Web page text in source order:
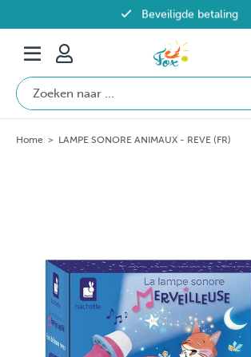
Beveiligde betaling
Gratis verzending vanaf €69 in
Home > LAMPE SONORE ANIMAUX - REVE (FR)